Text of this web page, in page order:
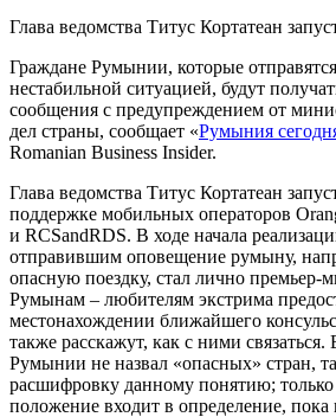
Глава ведомства Титус Кортатеан
Граждане Румынии, которые
нестабильной ситуацией, будут
сообщения с предупреждением от
дел страны, сообщает «Румыния
Romanian Business Insider.
Глава ведомства Титус Кортатеан
поддержке мобильных операторов
и RCSandRDS. В ходе начала
отправившим оповещение румыну,
опасную поездку, стал лично премьер-
Румынам – любителям экстрима
местонахождении ближайшего
также расскажут, как с ними
Румынии не назвал «опасных» стран,
расшифровку данному понятию;
положение входит в определение, пока